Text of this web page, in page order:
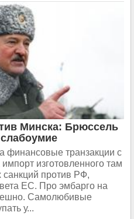
Минска: Брюссель
финансовые транзакции с
изготовленного там
санкций против РФ,
ЕС. Про эмбарго на
Самолюбивые
у...